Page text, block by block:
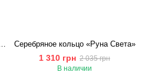
«Прикосновение Вечности» Серебряное кольцо «Руна Света»
1 310 грн 2 035 грн
В наличии